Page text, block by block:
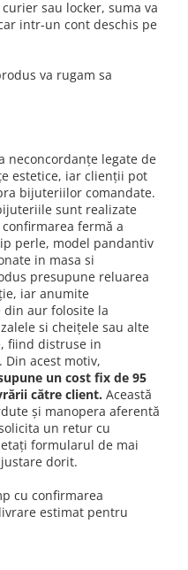
sau locker, suma va
intr-un cont deschis pe
va rugam sa
neconcordanțe legate de
estetice, iar clienții pot
bijuteriilor comandate.
bijuteriile sunt realizate
fermă a
perle, model pandantiv
in masa si
presupune reluarea
iar anumite
aur folosite la
si cheițele sau alte
fiind distruse in
acest motiv,
un cost fix de 95
către client. Această
și manopera aferentă
un retur cu
formularul de mai
dorit.
cu confirmarea
estimat pentru